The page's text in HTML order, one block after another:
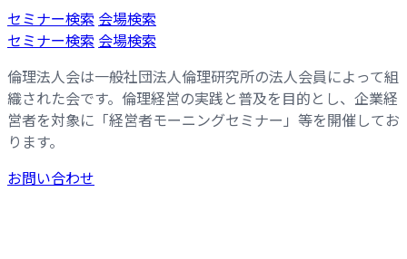
コ
ン
ン
ツ
へ
ス
キ
ッ
ナ
ビ
ー
シ
ョ
ン
に
移
セミナー検索 会場検索
セミナー検索 会場検索
倫理法人会は一般社団法人倫理研究所の法人会員によって組
織された会です。倫理経営の実践と普及を目的とし、企業経
営者を対象に「経営者モーニングセミナー」等を開催してお
ります。
お問い合わせ